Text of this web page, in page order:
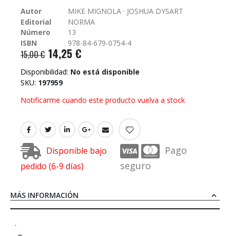
galería
imágenes
Autor
MIKE MIGNOLA · JOSHUA DYSART
Editorial
NORMA
Número
13
ISBN
978-84-679-0754-4
15,00 € 14,25 €
Disponibilidad: No está disponible
SKU 197959
Notificarme cuando este producto vuelva a stock
Disponible bajo
pedido (6-9 días)
Pago
seguro
MÁS INFORMACIÓN
'